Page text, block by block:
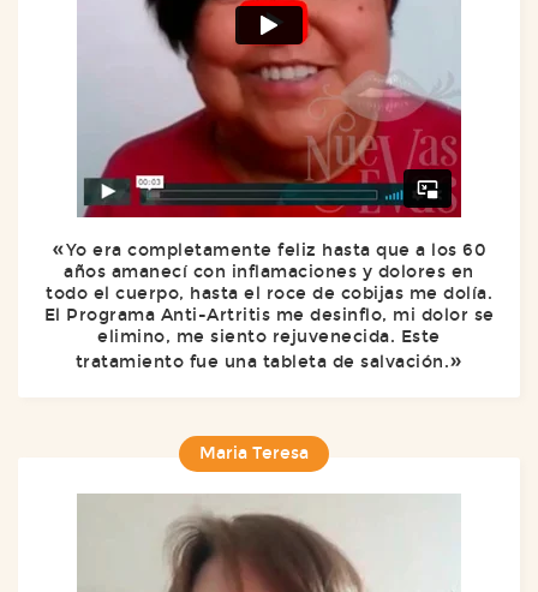
Yo era completamente feliz hasta que a los 60
años amanecí con inflamaciones y dolores en
todo el cuerpo, hasta el roce de cobijas me dolía.
El Programa Anti-Artritis me desinflo, mi dolor se
elimino, me siento rejuvenecida. Este
tratamiento fue una tableta de salvación.
Maria Teresa